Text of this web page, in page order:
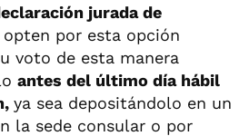
jurada de
opten por esta opción
voto de esta manera
antes del último día hábil
ya sea depositándolo en un
la sede consular o por